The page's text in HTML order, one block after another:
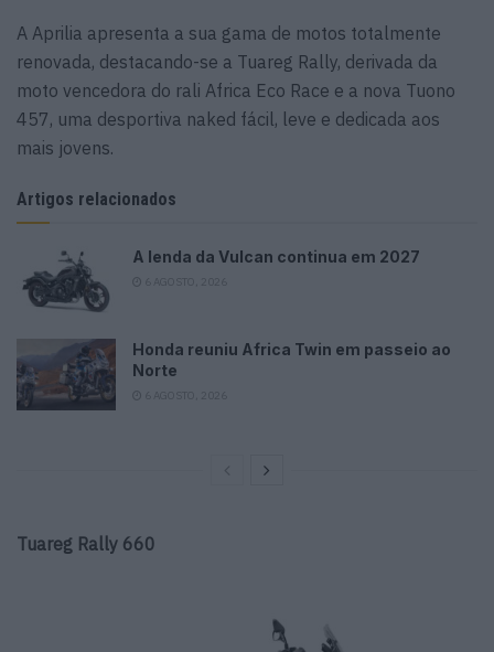
A Aprilia apresenta a sua gama de motos totalmente
renovada, destacando-se a Tuareg Rally, derivada da
moto vencedora do rali Africa Eco Race e a nova Tuono
457, uma desportiva naked fácil, leve e dedicada aos
mais jovens.
Artigos relacionados
A lenda da Vulcan continua em 2027
Honda reuniu Africa Twin em passeio ao
Norte
Tuareg Rally 660